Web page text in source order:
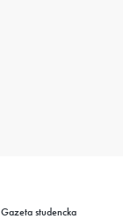
Gazeta studencka